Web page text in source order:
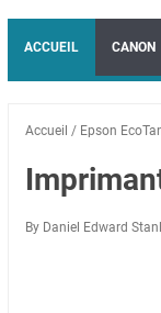
ACCUEIL CANON
Accueil / Epson
By Daniel Edward